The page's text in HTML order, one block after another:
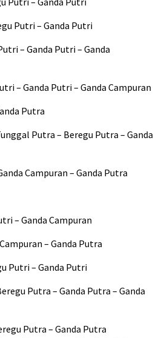
Putri – Ganda Putri
– Ganda Putri – Ganda
– Ganda Putri – Ganda Campuran
Putra
Putra – Beregu Putra – Ganda
Campuran – Ganda Putra
– Ganda Campuran
– Ganda Putra
Putri – Ganda Putri
Putra – Ganda Putra – Ganda
Putra – Ganda Putra